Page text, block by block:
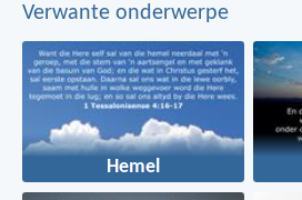
Verwante onderwerpe
Hemel